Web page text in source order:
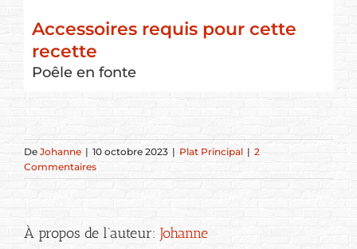
Accessoires requis pour cette
recette
Poêle en fonte
De Johanne | 10 octobre 2023 | Plat Principal | 2
Commentaires
À propos de l’auteur: Johanne